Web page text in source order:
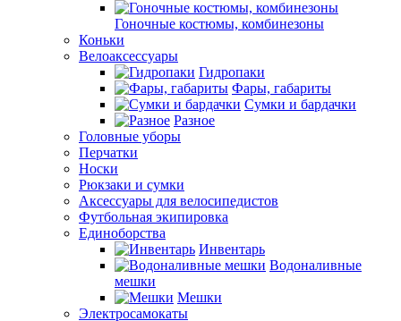
Гоночные костюмы, комбинезоны
Коньки
Велоаксессуары
Гидропаки
Фары, габариты
Сумки и бардачки
Разное
Головные уборы
Перчатки
Носки
Рюкзаки и сумки
Аксессуары для велосипедистов
Футбольная экипировка
Единоборства
Инвентарь
Водоналивные
мешки
Мешки
Электросамокаты